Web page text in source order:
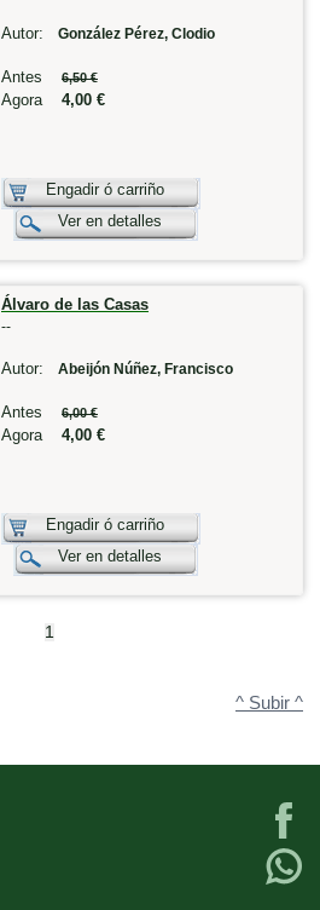
Autor: González Pérez, Clodio
Antes 6,50 €
Agora 4,00 €
Engadir ó carriño
Ver en detalles
Álvaro de las Casas
--
Autor: Abeijón Núñez, Francisco
Antes 6,00 €
Agora 4,00 €
Engadir ó carriño
Ver en detalles
1
^ Subir ^